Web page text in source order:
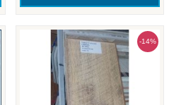
-14%